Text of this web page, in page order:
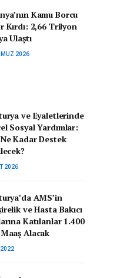
Kamu Borcu
Kırdı: 2,66 Trilyon
Ulaştı
2026
ve Eyaletlerinde
Sosyal Yardımlar:
Kadar Destek
2026
AMS’in
ve Hasta Bakıcı
Katılanlar 1.400
Alacak
2022